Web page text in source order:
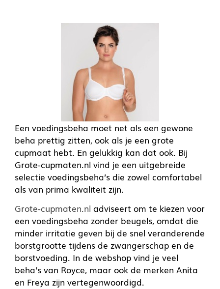
Een voedingsbeha moet net als een gewone
beha prettig zitten, ook als je een grote
cupmaat hebt. En gelukkig kan dat ook. Bij
Grote-cupmaten.nl vind je een uitgebreide
selectie voedingsbeha’s die zowel comfortabel
als van prima kwaliteit zijn.
Grote-cupmaten.nl adviseert om te kiezen voor
een voedingsbeha zonder beugels, omdat die
minder irritatie geven bij de snel veranderende
borstgrootte tijdens de zwangerschap en de
borstvoeding. In de webshop vind je veel
beha’s van Royce, maar ook de merken Anita
en Freya zijn vertegenwoordigd.